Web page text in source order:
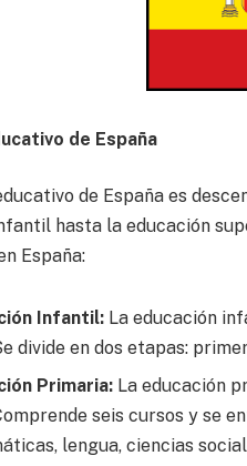
de España
de España es
hasta la educación
España:
Infantil: La educación
divide en dos etapas:
Primaria: La educación
seis cursos y se
lengua, ciencias